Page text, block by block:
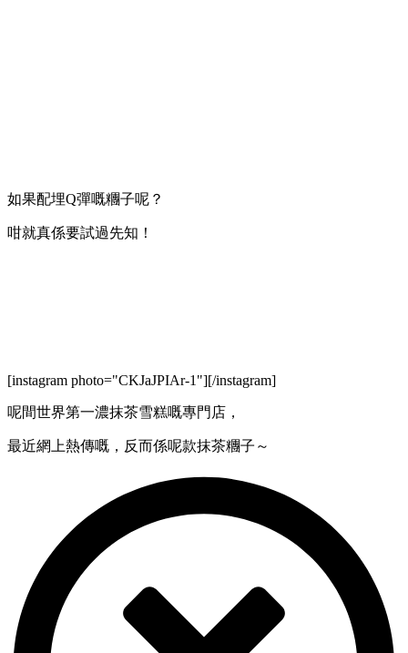
如果配埋Q彈嘅糰子呢？
咁就真係要試過先知！
[instagram photo="CKJaJPIAr-1"][/instagram]
呢間世界第一濃抹茶雪糕嘅專門店，
最近網上熱傳嘅，反而係呢款抹茶糰子～